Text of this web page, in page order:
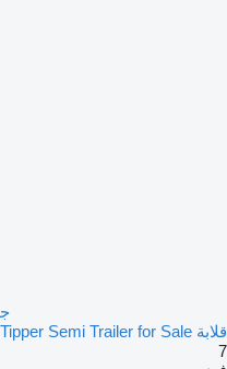
قلابة Titan 4 Axle Crawler Type Tipper Semi Trailer for Sale
7